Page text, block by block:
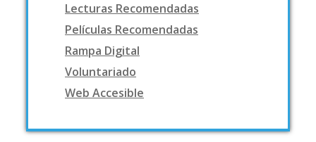
Lecturas Recomendadas
Películas Recomendadas
Rampa Digital
Voluntariado
Web Accesible